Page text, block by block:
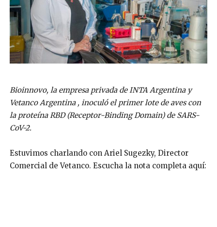
Bioinnovo, la empresa privada de INTA Argentina y
Vetanco Argentina , inoculó el primer lote de aves con
la proteína RBD (Receptor-Binding Domain) de SARS-
CoV-2.
Estuvimos charlando con Ariel Sugezky, Director
Comercial de Vetanco. Escucha la nota completa aquí: